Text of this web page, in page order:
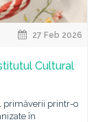
27 Feb 2026
Cultural
primăverii printr-o
în